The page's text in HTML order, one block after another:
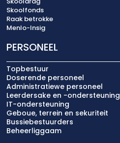
Skoolfonds
Raak betrokke
Menlo-Insig
PERSONEEL
Topbestuur
Doserende personeel
Administratiewe personeel
Leerdersake en -ondersteuning
IT-ondersteuning
Geboue, terrein en sekuriteit
Bussiebestuurders
Beheerliggaam